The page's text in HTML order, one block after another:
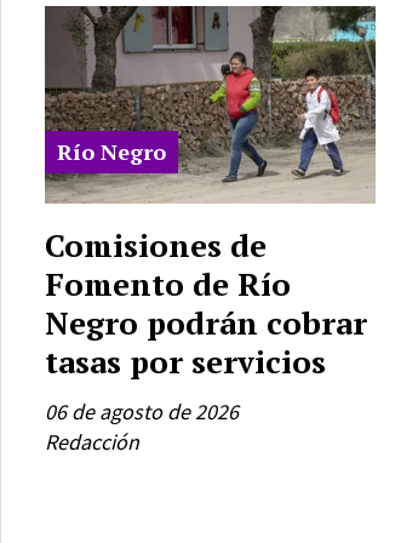
Comisiones de
Fomento de Río
Negro podrán cobrar
tasas por servicios
Redacción
Río Negro
06 de agosto de 2026